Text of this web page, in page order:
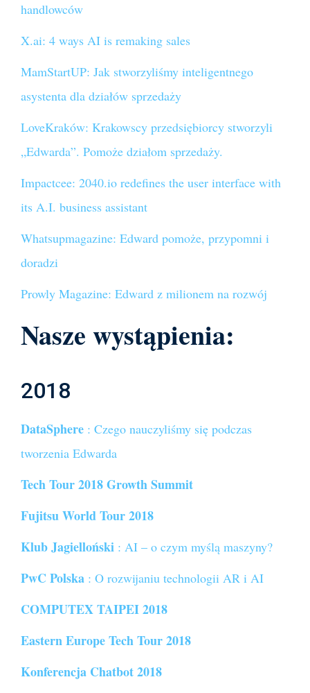
handlowców
X.ai: 4 ways AI is remaking sales
MamStartUP: Jak stworzyliśmy inteligentnego
asystenta dla działów sprzedaży
LoveKraków: Krakowscy przedsiębiorcy stworzyli
„Edwarda”. Pomoże działom sprzedaży.
Impactcee: 2040.io redefines the user interface with
its A.I. business assistant
Whatsupmagazine: Edward pomoże, przypomni i
doradzi
Prowly Magazine: Edward z milionem na rozwój
Nasze wystąpienia:
2018
DataSphere : Czego nauczyliśmy się podczas
tworzenia Edwarda
Tech Tour 2018 Growth Summit
Fujitsu World Tour 2018
Klub Jagielloński : AI – o czym myślą maszyny?
PwC Polska : O rozwijaniu technologii AR i AI
COMPUTEX TAIPEI2018
Eastern Europe Tech Tour 2018
Konferencja Chatbot 2018